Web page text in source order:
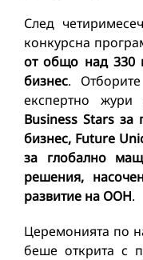
След
конкурсна
от общо над 330
бизнес.
експертно жури
Business Stars за
бизнес, Future
за глобално
решения,
развитие на ООН.
Церемонията по
беше открита с